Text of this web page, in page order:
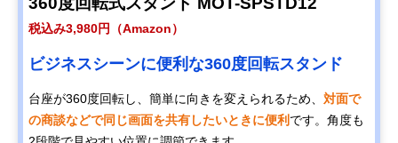
税込み3,980円（Amazon）
ビジネスシーンに便利な360度回転スタンド
台座が360度回転し、簡単に向きを変えられるため、 対面で
の商談などで同じ画面を共有したいときに便利 です。角度も